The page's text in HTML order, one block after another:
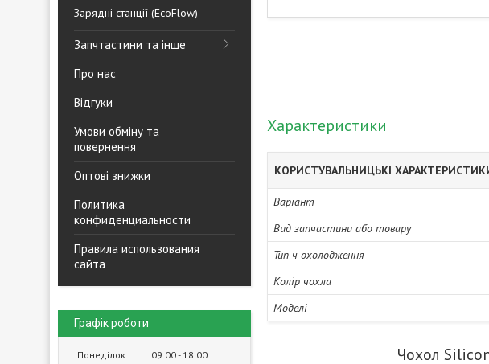
Зарядні станції (EcoFlow)
Запчтастини та інше
Про нас
Відгуки
Умови обміну та
повернення
Оптові знижки
Политика
конфиденциальности
Правила использования
сайта
Графік роботи
Понеділок 09:00 18:00
Характеристики
КОРИСТУВАЛЬНИЦЬКІ
Варіант
Вид запчастини або товару
Тип ч охолодження
Колір чохла
Моделі
Чохол